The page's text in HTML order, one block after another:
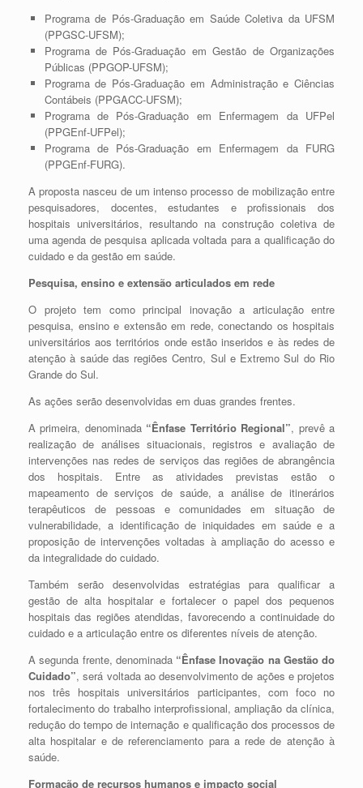
Programa de Pós-Graduação em Saúde Coletiva da UFSM
(PPGSC-UFSM);
Programa de Pós-Graduação em Gestão de Organizações
Públicas (PPGOP-UFSM);
Programa de Pós-Graduação em Administração e Ciências
Contábeis (PPGACC-UFSM);
Programa de Pós-Graduação em Enfermagem da UFPel
(PPGEnf-UFPel);
Programa de Pós-Graduação em Enfermagem da FURG
(PPGEnf-FURG).
A proposta nasceu de um intenso processo de mobilização entre
pesquisadores, docentes, estudantes e profissionais dos
hospitais universitários, resultando na construção coletiva de
uma agenda de pesquisa aplicada voltada para a qualificação do
cuidado e da gestão em saúde.
Pesquisa, ensino e extensão articulados em rede
O projeto tem como principal inovação a articulação entre
pesquisa, ensino e extensão em rede, conectando os hospitais
universitários aos territórios onde estão inseridos e às redes de
atenção à saúde das regiões Centro, Sul e Extremo Sul do Rio
Grande do Sul.
As ações serão desenvolvidas em duas grandes frentes.
A primeira, denominada “Ênfase Território Regional”, prevê a
realização de análises situacionais, registros e avaliação de
intervenções nas redes de serviços das regiões de abrangência
dos hospitais. Entre as atividades previstas estão o
mapeamento de serviços de saúde, a análise de itinerários
terapêuticos de pessoas e comunidades em situação de
vulnerabilidade, a identificação de iniquidades em saúde e a
proposição de intervenções voltadas à ampliação do acesso e
da integralidade do cuidado.
Também serão desenvolvidas estratégias para qualificar a
gestão de alta hospitalar e fortalecer o papel dos pequenos
hospitais das regiões atendidas, favorecendo a continuidade do
cuidado e a articulação entre os diferentes níveis de atenção.
A segunda frente, denominada “Ênfase Inovação na Gestão do
Cuidado”, será voltada ao desenvolvimento de ações e projetos
nos três hospitais universitários participantes, com foco no
fortalecimento do trabalho interprofissional, ampliação da clínica,
redução do tempo de internação e qualificação dos processos de
alta hospitalar e de referenciamento para a rede de atenção à
saúde.
Formação de recursos humanos e impacto social